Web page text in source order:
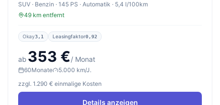
SUV · Benzin · 145 PS · Automatik · 5,4 l/100km
49 km entfernt
Okay3,1 Leasingfaktor0,92
ab 353 €/ Monat
60Monate
5.000 km/J.
zzgl. 1.290 € einmalige Kosten
Details anzeigen